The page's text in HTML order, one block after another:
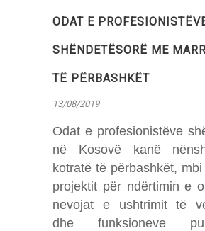
ODAT E
SHËNDETËSORË ME
TË PËRBASHKËT
13/08/2019
Odat e profesionistëve
në Kosovë kanë
kotratë të përbashkët,
projektit për ndërtimin e
nevojat e ushtrimit të
dhe funksioneve